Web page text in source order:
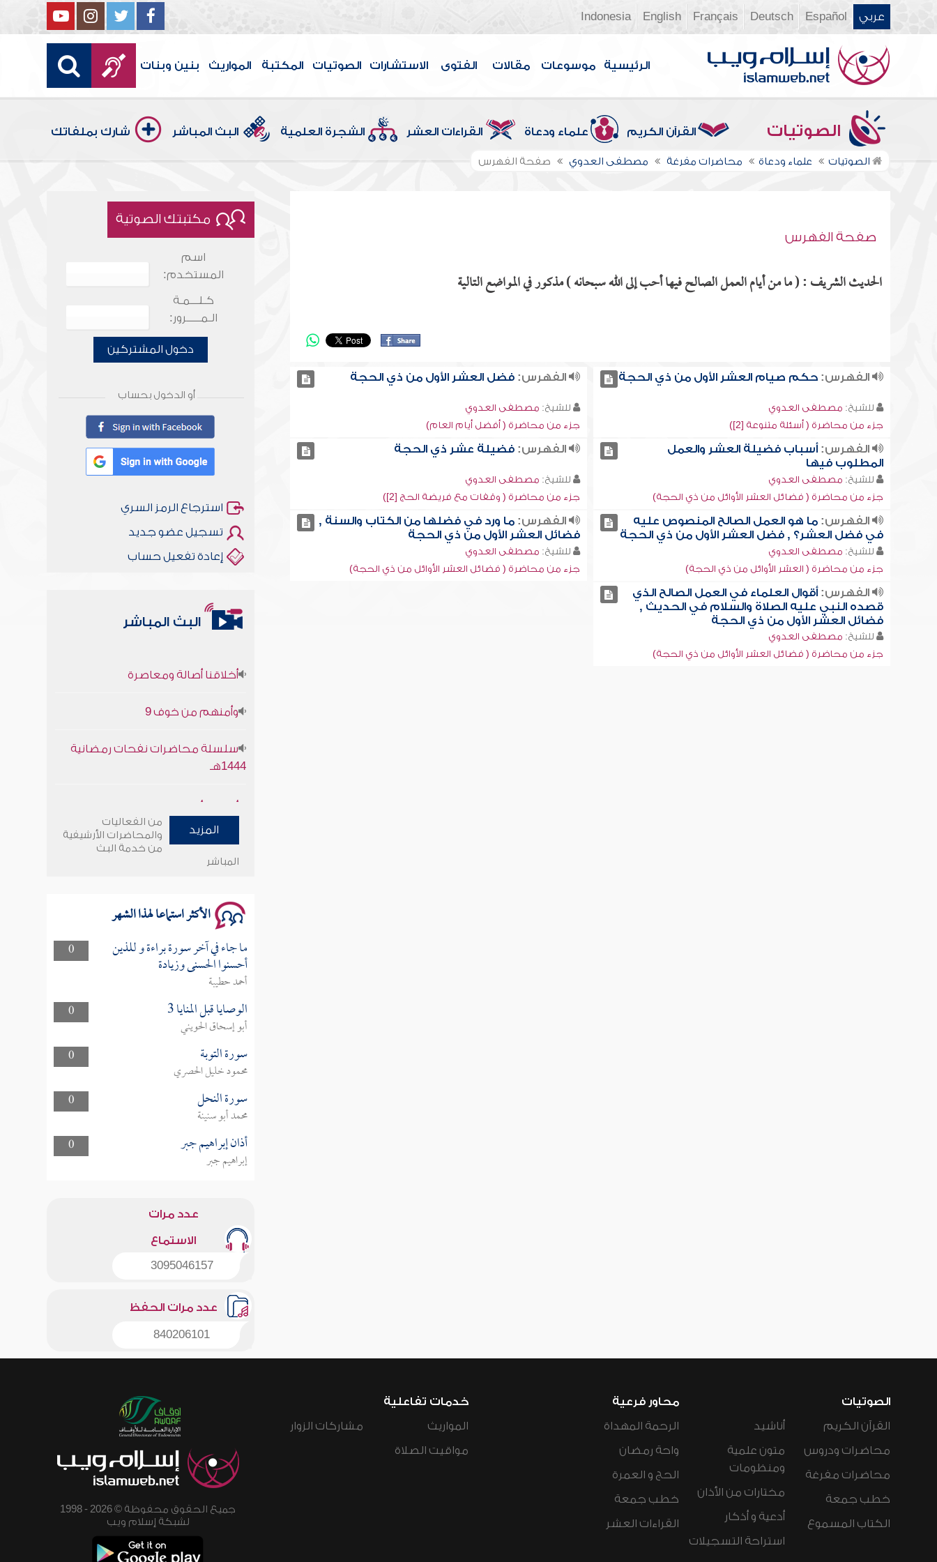
عربي Español
Deutsch
Français
English
Indonesia
الرئيسية موسوعات مقالات الفتوى الاستشارات الصوتيات المكتبة المواريث بنين وبنات
الصوتيات القرآن الكريم علماء ودعاة القراءات العشر الشجرة العلمية البث المباشر شارك بملفاتك
الصوتيات علماء ودعاة محاضرات مفرغة مصطفى العدوي صفحة الفهرس
صفحة الفهرس
الحديث الشريف : ( ما من أيام العمل الصالح فيها أحب إلى الله سبحانه ) مذكور في المواضع التالية
الفهرس:حكم صيام العشر الأول من ذي الحجة
للشيخ: مصطفى العدوي
جزء من محاضرة ( أسئلة متنوعة [2])
الفهرس: فضل العشر الأول من ذي الحجة
للشيخ: مصطفى العدوي
جزء من محاضرة ( أفضل أيام العام)
الفهرس:أسباب فضيلة العشر والعمل
المطلوب فيها
للشيخ: مصطفى العدوي
جزء من محاضرة ( فضائل العشر الأوائل من ذي الحجة)
الفهرس: فضيلة عشر ذي الحجة
للشيخ: مصطفى العدوي
جزء من محاضرة ( وقفات مع فريضة الحج [2])
الفهرس:ما هو العمل الصالح المنصوص عليه
في فضل العشر؟ , فضل العشر الأول من ذي الحجة
للشيخ: مصطفى العدوي
جزء من محاضرة ( العشر الأوائل من ذي الحجة)
الفهرس: ما ورد في فضلها من الكتاب والسنة ,
فضائل العشر الأول من ذي الحجة
للشيخ: مصطفى العدوي
جزء من محاضرة ( فضائل العشر الأوائل من ذي الحجة)
الفهرس:أقوال العلماء في العمل الصالح الذي
قصده النبي عليه الصلاة والسلام في الحديث ,
فضائل العشر الأول من ذي الحجة
للشيخ: مصطفى العدوي
جزء من محاضرة ( فضائل العشر الأوائل من ذي الحجة)
مكتبتك الصوتية
اسم
المستخدم:
كـلـــمـة
الـمـــــرور:
دخول المشتركين
أو الدخول بحساب
استرجاع الرمز السري
تسجيل عضو جديد
إعادة تفعيل حساب
البث المباشر
1444هـ
وأمنهم من خوف 9
سلسلة محاضرات نفحات رمضانية
المزيد
من الفعاليات
والمحاضرات الأرشيفية
من خدمة البث
المباشر
الأكثر استماعا لهذا الشهر
0 ما جاء في آخر سورة براءة و للذين
أحسنوا الحسنى وزيادة
أحمد حطيبة
0
الوصايا قبل المنايا 3
أبو إسحاق الحويني
0
سورة التوبة
محمود خليل الحصري
0
سورة النحل
محمد أبو سنينة
0
أذان إبراهيم جبر
إبراهيم جبر
عدد مرات
الاستماع
3095046157
عدد مرات الحفظ
840206101
الصوتيات
القرآن الكريم
محاضرات ودروس
محاضرات مفرغة
خطب جمعة
الكتاب المسموع
أناشيد
متون علمية
ومنظومات
مختارات من الأذان
أدعية و أذكار
استراحة التسجيلات
محاور فرعية
الرحمة المهداة
واحة رمضان
الحج و العمرة
خطب جمعة
القراءات العشر
خدمات تفاعلية
المواريث
مواقيت الصلاة
مشاركات الزوار
جميع الحقوق محفوظة © 2026 - 1998
لشبكة إسلام ويب